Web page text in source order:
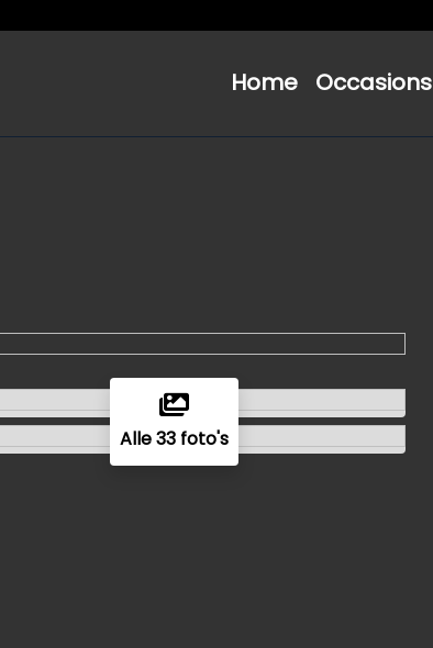
Home Occasions
Alle 33 foto's